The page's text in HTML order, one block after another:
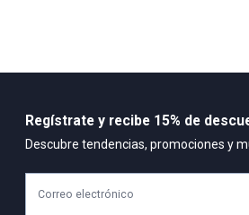
Regístrate y recibe 15% de
Descubre tendencias, promociones y
Correo electrónico